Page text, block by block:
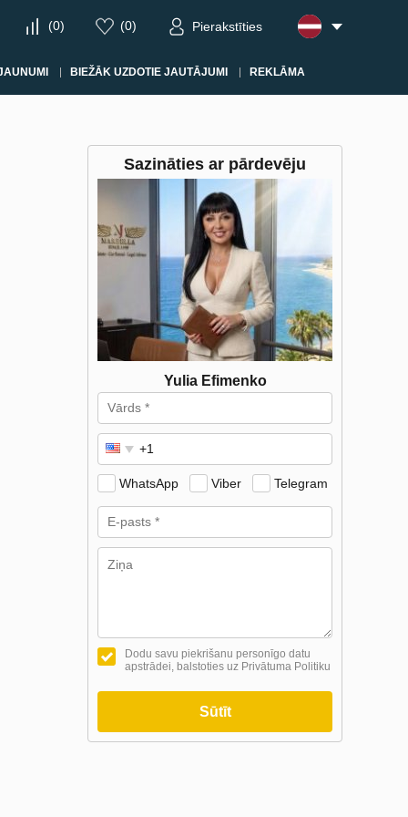
(0) (0) Pierakstīties
BIEŽĀK UZDOTIE JAUTĀJUMI REKLĀMA
Sazināties ar pārdevēju
Yulia Efimenko
WhatsApp Viber Telegram
Dodu savu piekrišanu personīgo datu
apstrādei, balstoties uz Privātuma Politiku
Sūtīt